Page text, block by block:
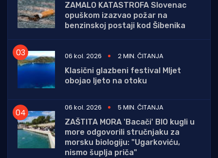
ZAMALO KATASTROFA Slovenac
opuškom izazvao požar na
benzinskoj postaji kod Šibenika
06 kol. 2026
2 MIN. ČITANJA
Klasični glazbeni festival Mljet
obojao ljeto na otoku
06 kol. 2026
5 MIN. ČITANJA
ZAŠTITA MORA 'Bacači' BIO kugli u
more odgovorili stručnjaku za
morsku biologiju: "Ugarkoviću,
nismo šuplja priča"